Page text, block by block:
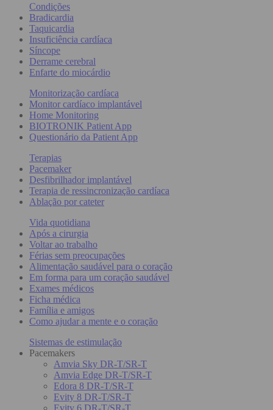
Condições
Bradicardia
Taquicardia
Insuficiência cardíaca
Síncope
Derrame cerebral
Enfarte do miocárdio
Monitorização cardíaca
Monitor cardíaco implantável
Home Monitoring
BIOTRONIK Patient App
Questionário da Patient App
Terapias
Pacemaker
Desfibrilhador implantável
Terapia de ressincronização cardíaca
Ablação por cateter
Vida quotidiana
Após a cirurgia
Voltar ao trabalho
Férias sem preocupações
Alimentação saudável para o coração
Em forma para um coração saudável
Exames médicos
Ficha médica
Família e amigos
Como ajudar a mente e o coração
Sistemas de estimulação
Pacemakers
Amvia Sky DR-T/SR-T
Amvia Edge DR-T/SR-T
Edora 8 DR-T/SR-T
Evity 8 DR-T/SR-T
Evity 6 DR-T/SR-T